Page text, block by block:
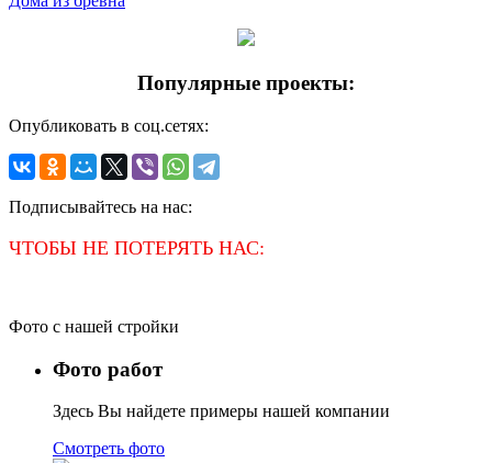
Популярные проекты:
Опубликовать в соц.сетях:
Подписывайтесь на нас:
ЧТОБЫ НЕ ПОТЕРЯТЬ НАС:
Фото с нашей стройки
Фото работ
Здесь Вы найдете примеры нашей компании
Смотреть фото